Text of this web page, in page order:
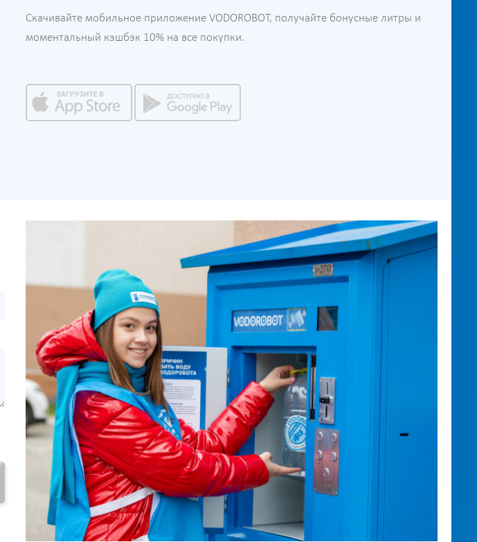
Скачивайте мобильное приложение VODOROBOT, получайте бонусные литры и
моментальный кэшбэк 10% на все покупки.